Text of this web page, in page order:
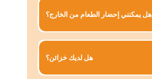
هل يمكنني إحضار الطعام من الخارج؟
هل لديك خزائن؟